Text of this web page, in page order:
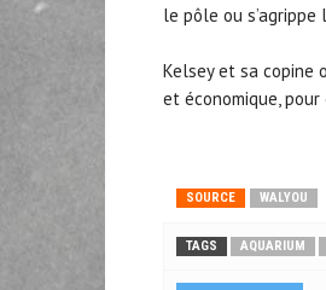
le pôle ou
Kelsey et sa copine
et économique,
SOURCE WALYOU
TAGS AQUARIUM